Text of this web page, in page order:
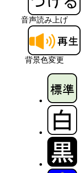
音声読み上げ
背景色変更